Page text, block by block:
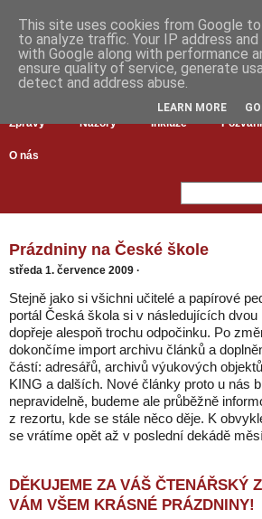
Zprávy Názory Inkluze
O nás
Prázdniny na České škole
středa 1. července 2009 ·
Stejně jako si všichni učitelé a papírové
portál Česká škola si v následujících
dopřeje alespoň trochu odpočinku. Po
dokončíme import archivu článků a
částí: adresářů, archivů výukových
KING a dalších. Nové články proto u nás
nepravidelně, budeme ale průběžně
z rezortu, kde se stále něco děje. K
se vrátíme opět až v poslední dekádě
DĚKUJEME ZA VÁŠ ČTENÁŘSKÝ
VÁM VŠEM KRÁSNÉ PRÁZDNINY!
This site uses cookies from Google
to analyze traffic. Your IP address
with Google along with performance
ensure quality of service, generate
detect and address abuse.
LEARN MORE